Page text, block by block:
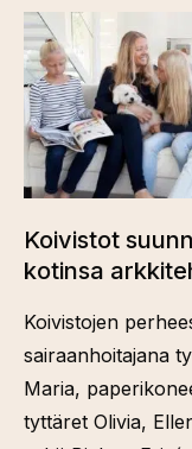
Koivistot
kotinsa
Koivistojen
sairaanhoitajana
Maria,
tyttäret Olivia,